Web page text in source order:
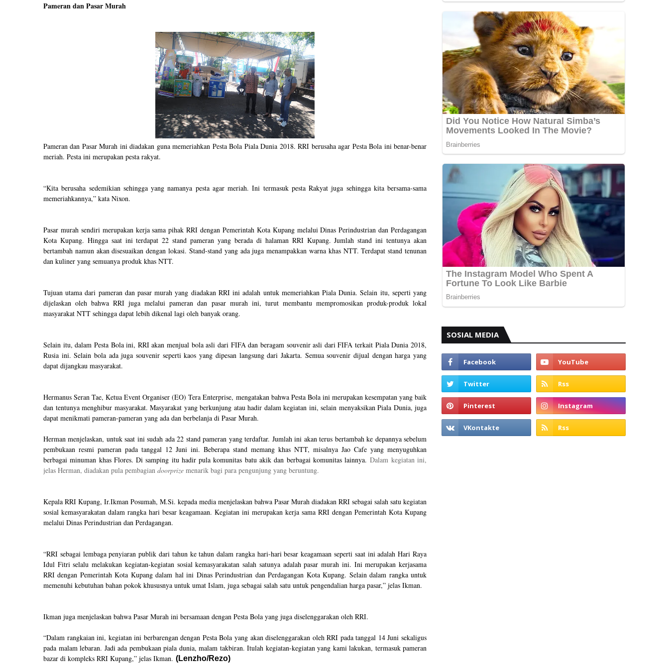
Pameran dan Pasar Murah
Pameran dan Pasar Murah ini diadakan guna memeriahkan Pesta Bola Piala Dunia 2018. RRI berusaha agar Pesta Bola ini benar-benar
meriah. Pesta ini merupakan pesta rakyat.
“Kita berusaha sedemikian sehingga yang namanya pesta agar meriah. Ini termasuk pesta Rakyat juga sehingga kita bersama-sama
memeriahkannya,” kata Nixon.
Pasar murah sendiri merupakan kerja sama pihak RRI dengan Pemerintah Kota Kupang melalui Dinas Perindustrian dan Perdagangan
Kota Kupang. Hingga saat ini terdapat 22 stand pameran yang berada di halaman RRI Kupang. Jumlah stand ini tentunya akan
bertambah namun akan disesuaikan dengan lokasi. Stand-stand yang ada juga menampakkan warna khas NTT. Terdapat stand tenunan
dan kuliner yang semuanya produk khas NTT.
Tujuan utama dari pameran dan pasar murah yang diadakan RRI ini adalah untuk memeriahkan Piala Dunia. Selain itu, seperti yang
dijelaskan oleh bahwa RRI juga melalui pameran dan pasar murah ini, turut membantu mempromosikan produk-produk lokal
masyarakat NTT sehingga dapat lebih dikenal lagi oleh banyak orang.
Selain itu, dalam Pesta Bola ini, RRI akan menjual bola asli dari FIFA dan beragam souvenir asli dari FIFA terkait Piala Dunia 2018,
Rusia ini. Selain bola ada juga souvenir seperti kaos yang dipesan langsung dari Jakarta. Semua souvenir dijual dengan harga yang
dapat dijangkau masyarakat.
Hermanus Seran Tae, Ketua Event Organiser (EO) Tera Enterprise, mengatakan bahwa Pesta Bola ini merupakan kesempatan yang baik
dan tentunya menghibur masyarakat. Masyarakat yang berkunjung atau hadir dalam kegiatan ini, selain menyaksikan Piala Dunia, juga
dapat menikmati pameran-pameran yang ada dan berbelanja di Pasar Murah.
Herman menjelaskan, untuk saat ini sudah ada 22 stand pameran yang terdaftar. Jumlah ini akan terus bertambah ke depannya sebelum
pembukaan resmi pameran pada tanggal 12 Juni ini. Beberapa stand memang khas NTT, misalnya Jao Cafe yang menyuguhkan
berbagai minuman khas Flores. Di samping itu hadir pula komunitas batu akik dan berbagai komunitas lainnya.Dalam kegiatan ini,
jelas Herman, diadakan pula pembagian doorprize menarik bagi para pengunjung yang beruntung.
Kepala RRI Kupang, Ir.Ikman Posumah, M.Si. kepada media menjelaskan bahwa Pasar Murah diadakan RRI sebagai salah satu kegiatan
sosial kemasyarakatan dalam rangka hari besar keagamaan. Kegiatan ini merupakan kerja sama RRI dengan Pemerintah Kota Kupang
melalui Dinas Perindustrian dan Perdagangan.
“RRI sebagai lembaga penyiaran publik dari tahun ke tahun dalam rangka hari-hari besar keagamaan seperti saat ini adalah Hari Raya
Idul Fitri selalu melakukan kegiatan-kegiatan sosial kemasyarakatan salah satunya adalah pasar murah ini. Ini merupakan kerjasama
RRI dengan Pemerintah Kota Kupang dalam hal ini Dinas Perindustrian dan Perdagangan Kota Kupang. Selain dalam rangka untuk
memenuhi kebutuhan bahan pokok khususnya untuk umat Islam, juga sebagai salah satu untuk pengendalian harga pasar,” jelas Ikman.
Ikman juga menjelaskan bahwa Pasar Murah ini bersamaan dengan Pesta Bola yang juga diselenggarakan oleh RRI.
“Dalam rangkaian ini, kegiatan ini berbarengan dengan Pesta Bola yang akan diselenggarakan oleh RRI pada tanggal 14 Juni sekaligus
pada malam lebaran. Jadi ada pembukaan piala dunia, malam takbiran. Itulah kegiatan-kegiatan yang kami lakukan, termasuk pameran
bazar di kompleks RRI Kupang,” jelas Ikman. (Lenzho/Rezo)
SOSIAL MEDIA